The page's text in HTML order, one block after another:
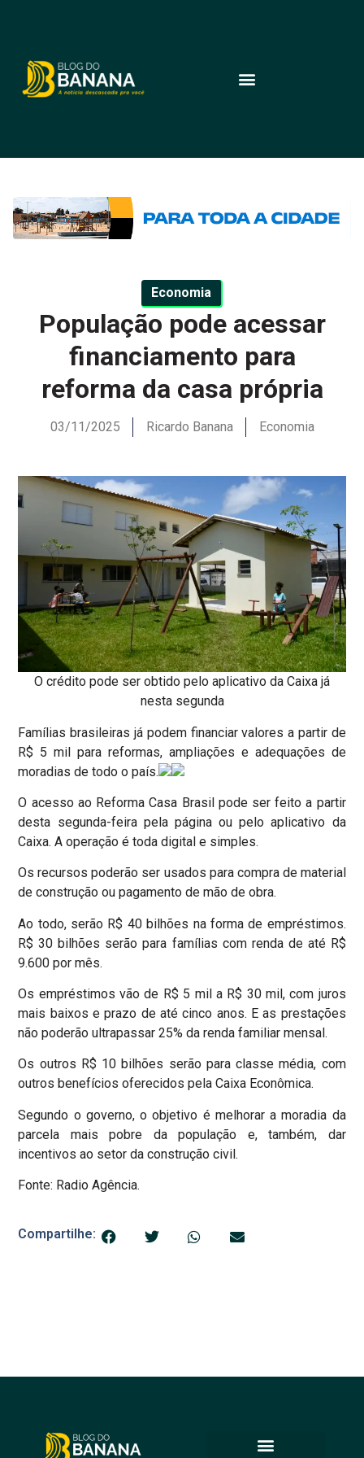
Economia
População pode acessar
financiamento para
reforma da casa própria
03/11/2025 Ricardo Banana Economia
O crédito pode ser obtido pelo aplicativo da Caixa já
nesta segunda
Famílias brasileiras já podem financiar valores a partir de
R$ 5 mil para reformas, ampliações e adequações de
moradias de todo o país.
O acesso ao Reforma Casa Brasil pode ser feito a partir
desta segunda-feira pela página ou pelo aplicativo da
Caixa. A operação é toda digital e simples.
Os recursos poderão ser usados para compra de material
de construção ou pagamento de mão de obra.
Ao todo, serão R$ 40 bilhões na forma de empréstimos.
R$ 30 bilhões serão para famílias com renda de até R$
9.600 por mês.
Os empréstimos vão de R$ 5 mil a R$ 30 mil, com juros
mais baixos e prazo de até cinco anos. E as prestações
não poderão ultrapassar 25% da renda familiar mensal.
Os outros R$ 10 bilhões serão para classe média, com
outros benefícios oferecidos pela Caixa Econômica.
Segundo o governo, o objetivo é melhorar a moradia da
parcela mais pobre da população e, também, dar
incentivos ao setor da construção civil.
Fonte: Radio Agência.
Compartilhe: